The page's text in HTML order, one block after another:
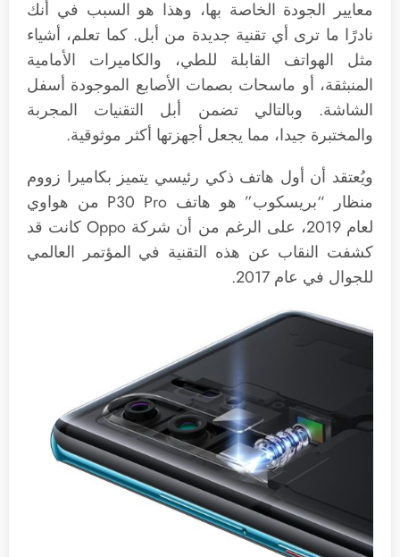
معايير الجودة الخاصة بها، وهذا هو السبب في أنك
نادرًا ما ترى أي تقنية جديدة من أبل. كما تعلم، أشياء
مثل الهواتف القابلة للطي، والكاميرات الأمامية
المنبثقة، أو ماسحات بصمات الأصابع الموجودة أسفل
الشاشة. وبالتالي تضمن أبل التقنيات المجربة
والمختبرة جيدا، مما يجعل أجهزتها أكثر موثوقية.
ويُعتقد أن أول هاتف ذكي رئيسي يتميز بكاميرا زووم
منظار “بريسكوب” هو هاتف P30 Pro من هواوي
لعام 2019، على الرغم من أن شركة Oppo كانت قد
كشفت النقاب عن هذه التقنية في المؤتمر العالمي
للجوال في عام 2017.